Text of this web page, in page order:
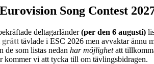
Song Contest
deltagarländer(per den 6 augusti)
grått tävlade i ESC 2026 men avvaktar ännu
de som listas nedan har möjlighetatt
kommer vi att tycka till om tävlingsbidragen.